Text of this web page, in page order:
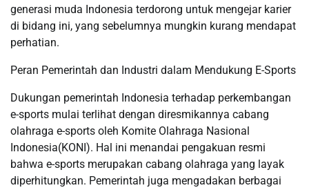
generasi muda Indonesia terdorong untuk mengejar karier
di bidang ini, yang sebelumnya mungkin kurang mendapat
perhatian.
Peran Pemerintah dan Industri dalam Mendukung E-Sports
Dukungan pemerintah Indonesia terhadap perkembangan
e-sports mulai terlihat dengan diresmikannya cabang
olahraga e-sports oleh Komite Olahraga Nasional
Indonesia(KONI). Hal ini menandai pengakuan resmi
bahwa e-sports merupakan cabang olahraga yang layak
diperhitungkan. Pemerintah juga mengadakan berbagai